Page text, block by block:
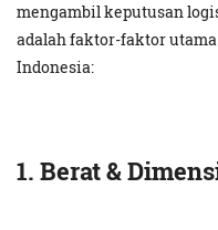
mengambil keputusan
adalah faktor-faktor
Indonesia:
1. Berat &